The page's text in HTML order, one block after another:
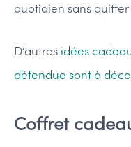
quotidien sans
D’autres idées
détendue sont à
Coffret